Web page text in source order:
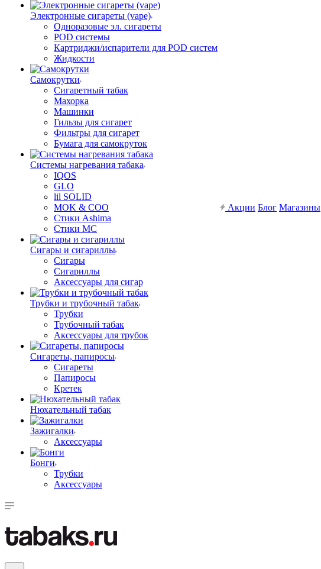
Электронные сигареты (vape)
Одноразовые эл. сигареты
POD системы
Картриджи/испарители для POD систем
Жидкости
Самокрутки
Сигаретный табак
Махорка
Машинки
Гильзы для сигарет
Фильтры для сигарет
Бумага для самокруток
Системы нагревания табака
IQOS
GLO
lil SOLID
MOK & COO
Стики Ashima
Стики MC
Сигары и сигариллы
Сигары
Сигариллы
Аксессуары для сигар
Трубки и трубочный табак
Трубки
Трубочный табак
Аксессуары для трубок
Сигареты, папиросы
Сигареты
Папиросы
Кретек
Нюхательный табак
Зажигалки
Аксессуары
Бонги
Трубки
Аксессуары
Акции Блог Магазины